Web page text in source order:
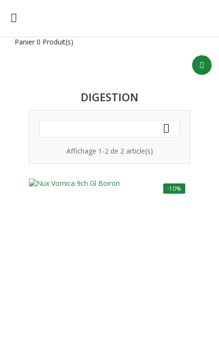

Panier 0 Produit(s)
DIGESTION

Affichage 1-2 de 2 article(s)
-10%